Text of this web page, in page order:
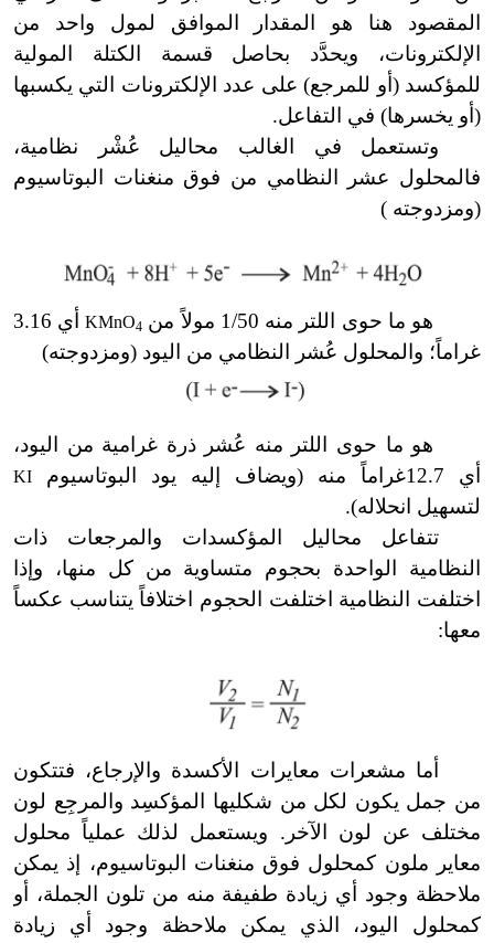
المقصود هنا هو المقدار الموافق لمول واحد من
الإلكترونات، ويحدَّد بحاصل قسمة الكتلة المولية
للمؤكسد (أو للمرجع) على عدد الإلكترونات التي يكسبها
(أو يخسرها) في التفاعل.
وتستعمل في الغالب محاليل عُشْر نظامية،
فالمحلول عشر النظامي من فوق منغنات البوتاسيوم
(ومزدوجته )
هو ما حوى اللتر منه 1/50 مولاً من KMnO4
أي 3.16
غراماً؛ والمحلول عُشر النظامي من اليود (ومزدوجته)
هو ما حوى اللتر منه عُشر ذرة غرامية من اليود،
أي 12.7غراماً منه (ويضاف إليه يود البوتاسيوم
KI
لتسهيل انحلاله).
تتفاعل محاليل المؤكسدات والمرجعات ذات
النظامية الواحدة بحجوم متساوية من كل منها، وإذا
اختلفت النظامية اختلفت الحجوم اختلافاً يتناسب عكساً
معها:
أما مشعرات معايرات الأكسدة والإرجاع، فتتكون
من جمل يكون لكل من شكليها المؤكسِد والمرجِع لون
مختلف عن لون الآخر. ويستعمل لذلك عملياً محلول
معاير ملون كمحلول فوق منغنات البوتاسيوم، إذ يمكن
ملاحظة وجود أي زيادة طفيفة منه من تلون الجملة، أو
كمحلول اليود، الذي يمكن ملاحظة وجود أي زيادة